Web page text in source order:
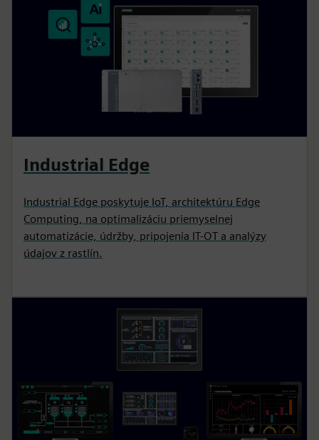
Industrial Edge
Industrial Edge poskytuje IoT, architektúru Edge
Computing, na optimalizáciu priemyselnej
automatizácie, údržby, pripojenia IT-OT a analýzy
údajov z rastlín.